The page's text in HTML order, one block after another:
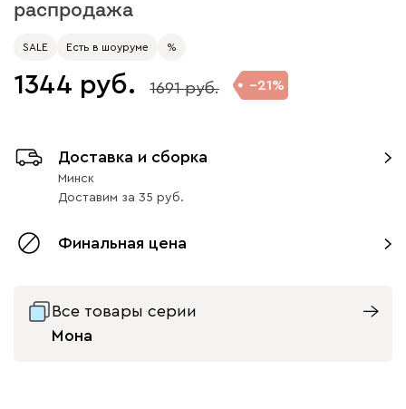
распродажа
SALE Есть в шоуруме %
1344 1691 21
Доставка и сборка
Минск
Доставим за 35
Финальная цена
Все товары серии
Мона